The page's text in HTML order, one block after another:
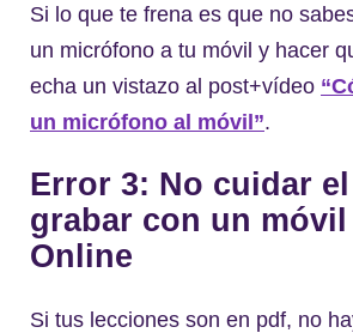
Si lo que te frena es que no
un micrófono a tu móvil y hacer
echa un vistazo al post+vídeo
un micrófono al móvil”.
Error 3: No cuidar
grabar con un
Online
Si tus lecciones son en pdf, no